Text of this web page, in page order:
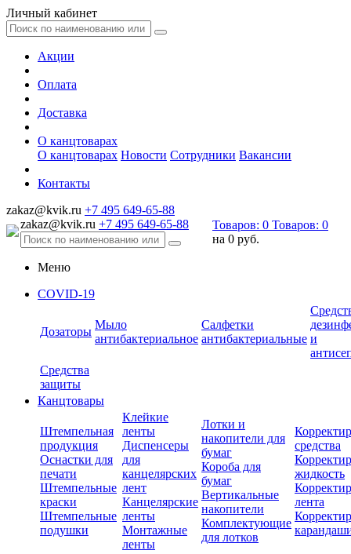
Личный кабинет
Акции
Оплата
Доставка
О канцтоварах
О канцтоварах Новости Сотрудники Вакансии
Контакты
zakaz@kvik.ru +7 495 649-65-88
zakaz@kvik.ru +7 495 649-65-88 Товаров: 0 Товаров: 0
на 0 руб.
Меню
COVID-19
Дозаторы
Мыло
антибактериальное
Салфетки
антибактериальные и
Средства
защиты
Канцтовары
Штемпельная
продукция
Оснастки для
печати
Штемпельные
краски
Штемпельные
подушки
Клейкие
ленты
Диспенсеры
для
канцелярских
лент
Канцелярские
ленты
Монтажные
ленты
Лотки и
накопители для
бумаг
Короба для
бумаг
Вертикальные
накопители
Комплектующие
для лотков
средства
жидкость
лента